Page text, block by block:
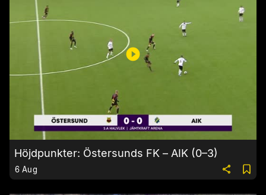
Höjdpunkter: Östersunds FK – AIK (0–3)
6 Aug